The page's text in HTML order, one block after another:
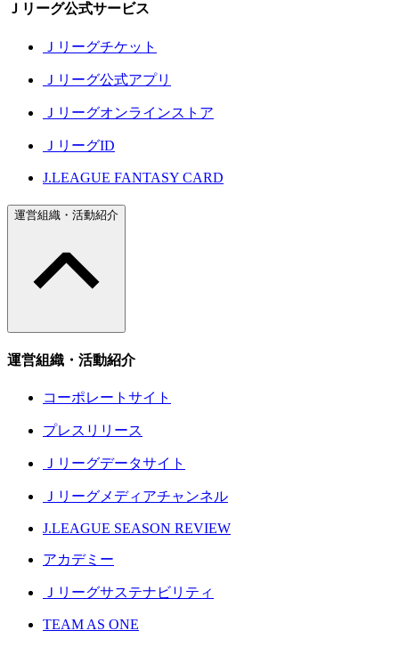
Ｊリーグ公式サービス
Ｊリーグチケット
Ｊリーグ公式アプリ
Ｊリーグオンラインストア
ＪリーグID
J.LEAGUE FANTASY CARD
運営組織・活動紹介
運営組織・活動紹介
コーポレートサイト
プレスリリース
Ｊリーグデータサイト
Ｊリーグメディアチャンネル
J.LEAGUE SEASON REVIEW
アカデミー
Ｊリーグサステナビリティ
TEAM AS ONE